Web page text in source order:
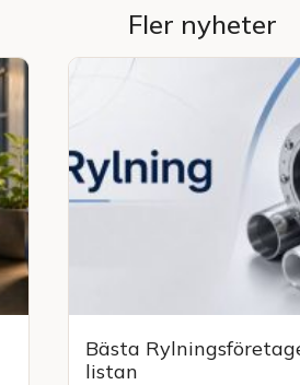
Fler nyheter
Bästa
listan